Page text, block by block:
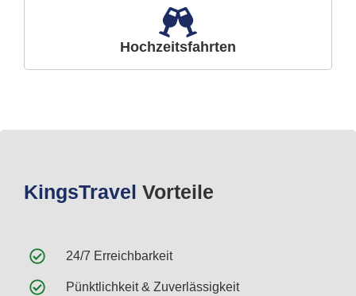
Hochzeitsfahrten
KingsTravel Vorteile
24/7 Erreichbarkeit
Pünktlichkeit & Zuverlässigkeit